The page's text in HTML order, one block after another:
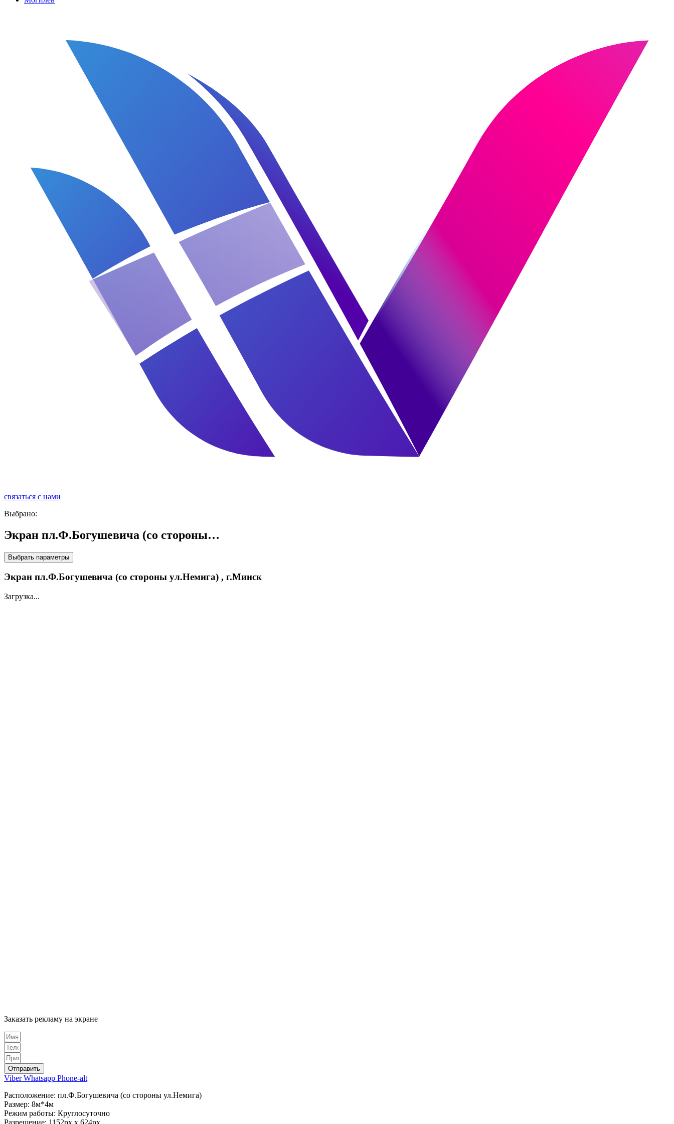
связаться с нами
Выбрано:
Экран пл.Ф.Богушевича (со стороны…
Выбрать параметры
Экран пл.Ф.Богушевича (со стороны ул.Немига) , г.Минск
Загрузка...
Заказать рекламу на экране
Отправить
Viber Whatsapp Phone-alt
Расположение: пл.Ф.Богушевича (со стороны ул.Немига)
Размер: 8м*4м
Режим работы: Круглосуточно
Разрешение: 1152px х 624px